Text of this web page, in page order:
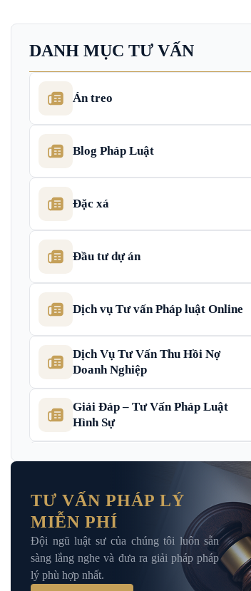
DANH MỤC TƯ VẤN
Án treo
Blog Pháp Luật
Đặc xá
Đầu tư dự án
Dịch vụ Tư vấn Pháp luật Online
Dịch Vụ Tư Vấn Thu Hồi Nợ
Doanh Nghiệp
Giải Đáp – Tư Vấn Pháp Luật
Hình Sự
Hỏi đáp và tư vấn pháp luật
Luật Bảo Hiểm Xã Hội
Luật Dân Sự
TƯ VẤN PHÁP LÝ
MIỄN PHÍ
Đội ngũ luật sư của chúng tôi luôn sẵn
sàng lắng nghe và đưa ra giải pháp pháp
lý phù hợp nhất.